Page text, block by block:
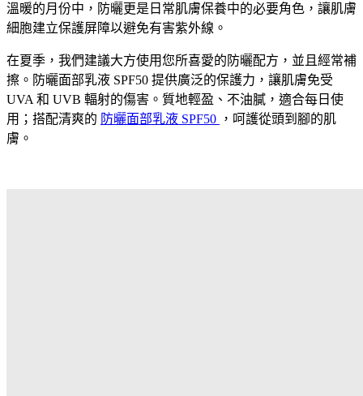
溫暖的月份中，防曬更是日常肌膚保養中的必要角色，讓肌膚
細胞建立保護屏障以避免有害紫外線。
在夏季，我們建議大方使用您所喜愛的防曬配方，並且經常補
擦。防曬面部乳液 SPF50 提供廣泛的保護力，讓肌膚免受
UVA 和 UVB 輻射的傷害。質地輕盈、不油膩，適合每日使
用；搭配清爽的 防曬面部乳液 SPF50 ，呵護從頭到腳的肌
膚。